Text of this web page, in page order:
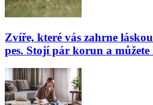
Zvíře, které vás zahrne
pes. Stojí pár korun a